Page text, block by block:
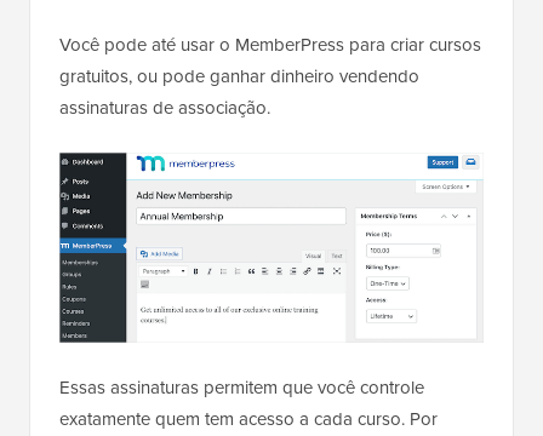
Você pode até usar o MemberPress para criar cursos
gratuitos, ou pode ganhar dinheiro vendendo
assinaturas de associação.
Essas assinaturas permitem que você controle
exatamente quem tem acesso a cada curso. Por